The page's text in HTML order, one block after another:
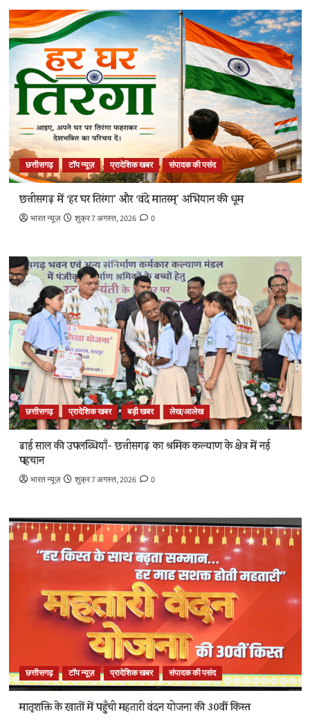
छत्तीसगढ़ टॉप न्यूज़ प्रादेशिक खबर संपादक की पसंद
छत्तीसगढ़ में ‘हर घर तिरंगा’ और ‘वंदे मातरम्’ अभियान की धूम
भारत न्यूज़ शुक्र 7 अगस्त, 2026 0
छत्तीसगढ़ प्रादेशिक खबर बड़ी खबर लेख/आलेख
ढाई साल की उपलब्धियाँ- छत्तीसगढ़ का श्रमिक कल्याण के क्षेत्र में नई
पहचान
भारत न्यूज़ शुक्र 7 अगस्त, 2026 0
छत्तीसगढ़ टॉप न्यूज़ प्रादेशिक खबर संपादक की पसंद
मातृशक्ति के खातों में पहुँची महतारी वंदन योजना की 30वीं किस्त